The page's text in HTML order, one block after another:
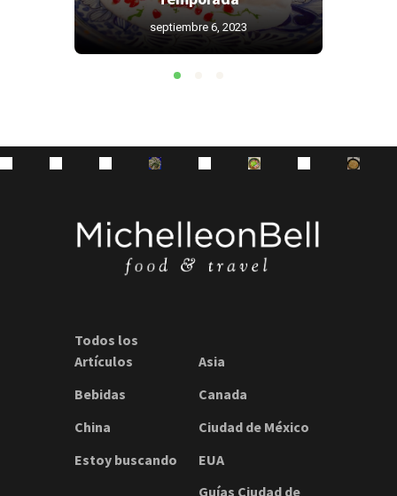
septiembre 6, 2023
Todos los
Artículos
Asia
Bebidas
Canada
China
Ciudad de México
Estoy buscando
EUA
Guías Ciudad de